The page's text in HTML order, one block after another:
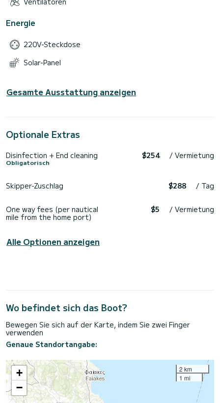
Energie
220V-Steckdose
Solar-Panel
Gesamte Ausstattung anzeigen
Optionale Extras
Disinfection + End cleaning
Obligatorisch
$254 / Vermietung
Skipper-Zuschlag $288 / Tag
One way fees (per nautical
mile from the home port)
$5 / Vermietung
Alle Optionen anzeigen
Wo befindet sich das Boot?
Bewegen Sie sich auf der Karte, indem Sie zwei Finger
verwenden
Genaue Standortangabe:
+
−
2 km
1 mi